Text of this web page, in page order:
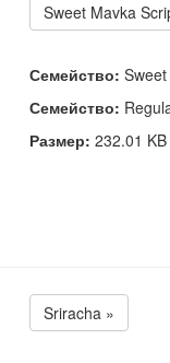
Sweet Mavka
Семейство:
Семейство:
Размер: 232.01 KB
Sriracha »